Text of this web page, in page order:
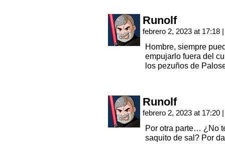
Runolf
febrero 2, 2023 at 17:18 |
Hombre, siempre
empujarlo fuera del
los pezuños de
Runolf
febrero 2, 2023 at 17:20 |
Por otra parte… ¿No
saquito de sal? Por